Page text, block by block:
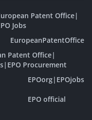
Patent Office|
Jobs
EuropeanPatentOffice
Patent Office|
| EPO Procurement
EPOorg| EPOjobs
EPO official